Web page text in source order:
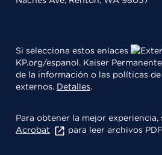
Si selecciona estos enlaces
KP.org/espanol. Kaiser
de la información o las políticas
externos. Detalles.
Para obtener la mejor experiencia,
Acrobat
para leer archivos